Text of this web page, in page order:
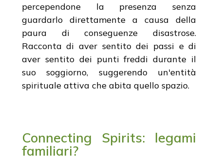
percependone la presenza senza
guardarlo direttamente a causa della
paura di conseguenze disastrose.
Racconta di aver sentito dei passi e di
aver sentito dei punti freddi durante il
suo soggiorno, suggerendo un'entità
spirituale attiva che abita quello spazio.
Connecting Spirits: legami
familiari?